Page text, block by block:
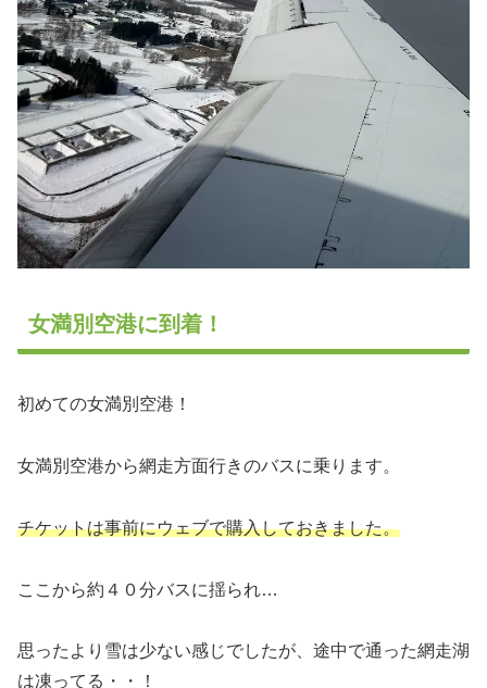
女満別空港に到着！
初めての女満別空港！
女満別空港から網走方面行きのバスに乗ります。
チケットは事前にウェブで購入しておきました。
ここから約４０分バスに揺られ…
思ったより雪は少ない感じでしたが、途中で通った網走湖
は凍ってる・・！